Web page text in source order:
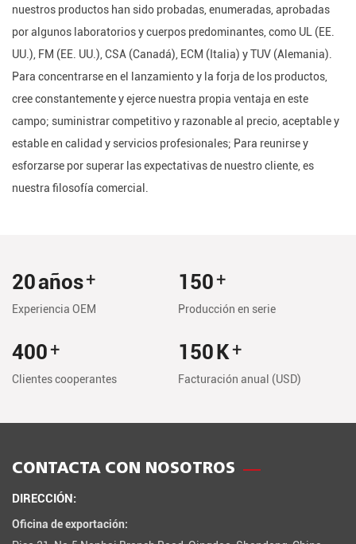
nuestros productos han sido probadas, enumeradas, aprobadas
por algunos laboratorios y cuerpos predominantes, como UL (EE.
UU.), FM (EE. UU.), CSA (Canadá), ECM (Italia) y TUV (Alemania).
Para concentrarse en el lanzamiento y la forja de los productos,
cree constantemente y ejerce nuestra propia ventaja en este
campo; suministrar competitivo y razonable al precio, aceptable y
estable en calidad y servicios profesionales; Para reunirse y
esforzarse por superar las expectativas de nuestro cliente, es
nuestra filosofía comercial.
20años+
Experiencia OEM
150+
Producción en serie
400+
Clientes cooperantes
150K+
Facturación anual (USD)
CONTACTA CON NOSOTROS
DIRECCIÓN:
Oficina de exportación: